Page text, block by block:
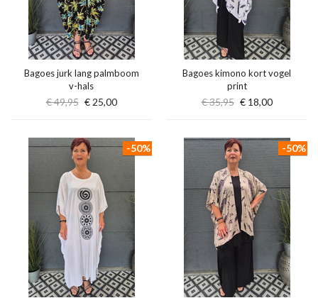
Bagoes jurk lang palmboom
v-hals
€ 49,95 € 25,00
Bagoes kimono kort vogel
print
€ 35,95 € 18,00
-50% -50%